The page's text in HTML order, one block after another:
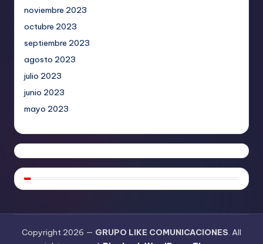
noviembre 2023
octubre 2023
septiembre 2023
agosto 2023
julio 2023
junio 2023
mayo 2023
Copyright 2026 — GRUPO LIKE COMUNICACIONES. All